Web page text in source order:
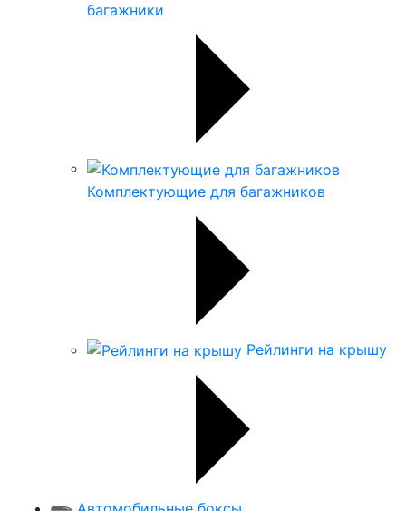
багажники
Комплектующие для багажников
Рейлинги на крышу